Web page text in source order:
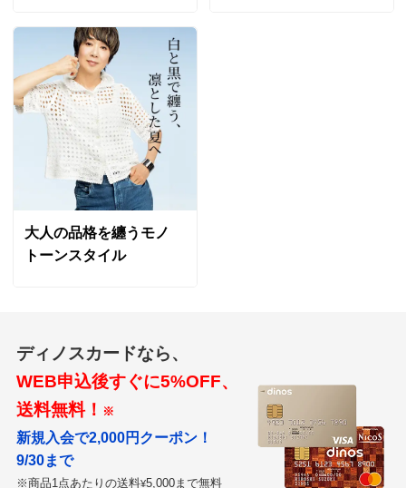
大人の品格を纏うモノ
トーンスタイル
ディノスカードなら、
WEB申込後すぐに5%OFF、
送料無料！ ※
新規入会で2,000円クーポン！
9/30まで
※商品1点あたりの送料¥5,000まで無料